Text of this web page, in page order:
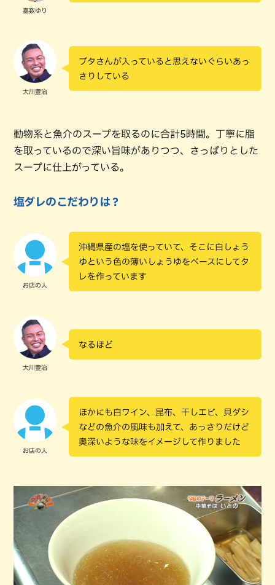
嘉数ゆり
大川豊治
ブタさんが入っていると思えないぐらいあっ
さりしている
動物系と魚介のスープを取るのに合計5時間。丁寧に脂
を取っているので深い旨味がありつつ、さっぱりとした
スープに仕上がっている。
塩ダレのこだわりは？
お店の人
沖縄県産の塩を使っていて、そこに白しょう
ゆという色の薄いしょうゆをベースにしてタ
レを作っています
大川豊治
なるほど
お店の人
ほかにも白ワイン、昆布、干しエビ、貝ダシ
などの魚介の風味も加えて、あっさりだけど
奥深いような味をイメージして作りました